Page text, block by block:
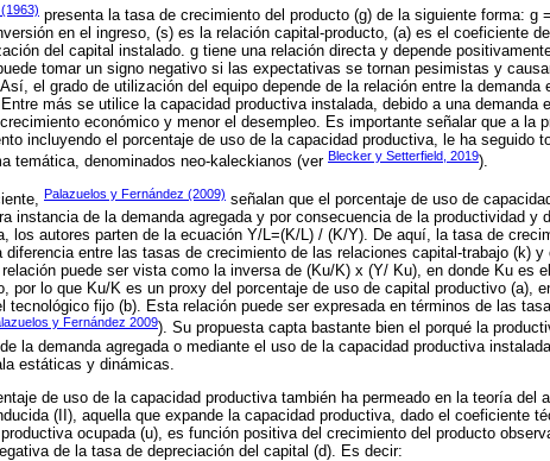
presenta la tasa de crecimiento del producto (g) de la siguiente forma: g
en el ingreso, (s) es la relación capital-producto, (a) es el coeficiente
del capital instalado. g tiene una relación directa y depende
tomar un signo negativo si las expectativas se tornan pesimistas y
el grado de utilización del equipo depende de la relación entre la
más se utilice la capacidad productiva instalada, debido a una demanda
económico y menor el desempleo. Es importante señalar que a la
incluyendo el porcentaje de uso de la capacidad productiva, le ha seguido
temática, denominados neo-kaleckianos (ver Blecker y Setterfield, 2019).
Palazuelos y Fernández (2009) señalan que el porcentaje de uso de
instancia de la demanda agregada y por consecuencia de la productividad y
los autores parten de la ecuación Y/L=(K/L) / (K/Y). De aquí, la tasa de
diferencia entre las tasas de crecimiento de las relaciones capital-trabajo (k) y
puede ser vista como la inversa de (Ku/K) x (Y/ Ku), en donde Ku es
por lo que Ku/K es un proxy del porcentaje de uso de capital productivo (a),
tecnológico fijo (b). Esta relación puede ser expresada en términos de las
y Fernández 2009). Su propuesta capta bastante bien el porqué la
la demanda agregada o mediante el uso de la capacidad productiva
estáticas y dinámicas.
de uso de la capacidad productiva también ha permeado en la teoría del
(II), aquella que expande la capacidad productiva, dado el coeficiente
ocupada (u), es función positiva del crecimiento del producto
de la tasa de depreciación del capital (d). Es decir: